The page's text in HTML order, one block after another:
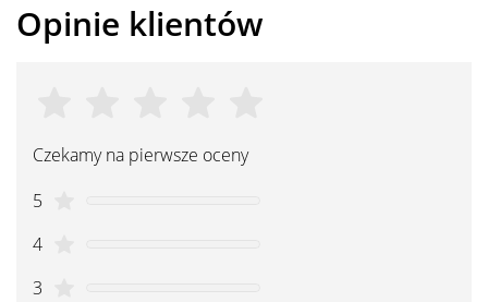
Opinie klientów
Czekamy na pierwsze oceny
5
4
3